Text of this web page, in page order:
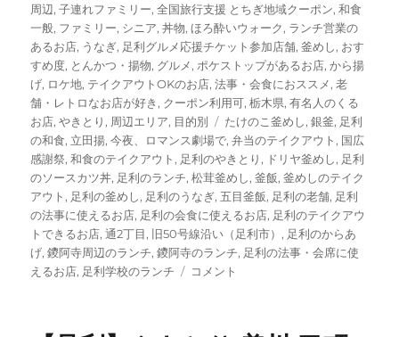
周辺,子連れファミリー,全国旅行支援 とちぎ地域クーポン,和食
一般, ファミリー, シニア,丼物,ほろ酔いウォーク, ランチ営業の
あるお店, うなぎ, 足利グルメ応援チケット参加店舗,釜めし, おす
すめ度, とんかつ・揚物, グルメ, ポケストップがあるお店,から揚
げ, ロケ地, テイクアウトOKのお店,法事・会食におススメ,老
舗・レトロなお店が好き , クーポン利用可,栃木県,有名人のくる
お店,やきとり , 周辺エリア, 目的別
タ
グ
たけのこ釜めし,銀釜, 足利
の和食, 立田揚,今夜、ロマンス劇場で,弁当のテイクアウト , 国広
感謝祭,和食のテイクアウト , 足利のやきとり , ドリヤ釜めし, 足利
のソースカツ丼, 足利のランチ,松茸釜めし,釜飯,釜めしのテイク
アウト , 足利の釜めし, 足利のうなぎ,五目釜飯, 足利の老舗, 足利
の法事に使えるお店, 足利の会食に使えるお店, 足利のテイクアウ
トできるお店,通2丁目, 旧50号線沿い（足利市） , 足利のからあ
げ,鑁阿寺周辺のランチ,鑁阿寺のランチ, 足利の法事・会席に使
えるお店, 足利学校のランチ
【足
コメント